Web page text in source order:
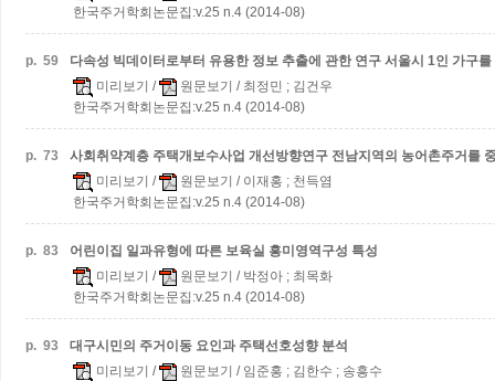
한국주거학회논문집:v.25 n.4 (2014-08)
p. 59 다속성 빅데이터로부터 유용한 정보 추출에 관한 연구 서울시 1인 가구를
미리보기 / 원문보기 / 최정민 ; 김건우
한국주거학회논문집:v.25 n.4 (2014-08)
p. 73 사회취약계층 주택개보수사업 개선방향연구 전남지역의 농어촌주거를
미리보기 / 원문보기 / 이재홍 ; 천득염
한국주거학회논문집:v.25 n.4 (2014-08)
p. 83
어린이집 일과유형에 따른 보육실 흥미영역구성 특성
미리보기 / 원문보기 / 박정아 ; 최목화
한국주거학회논문집:v.25 n.4 (2014-08)
p. 93
대구시민의 주거이동 요인과 주택선호성향 분석
미리보기 / 원문보기 / 임준홍 ; 김한수 ; 송흥수